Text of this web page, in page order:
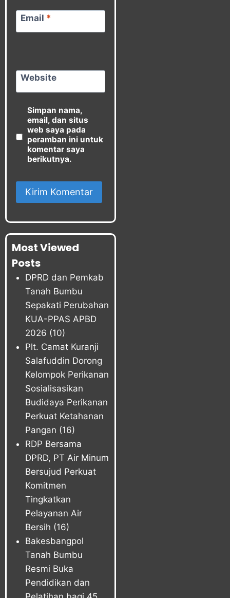
Email *
Website
Simpan nama,
email, dan situs
web saya pada
peramban ini untuk
komentar saya
berikutnya.
Most Viewed
Posts
DPRD dan Pemkab
Tanah Bumbu
Sepakati Perubahan
KUA-PPAS APBD
2026 (10)
Plt. Camat Kuranji
Salafuddin Dorong
Kelompok Perikanan
Sosialisasikan
Budidaya Perikanan
Perkuat Ketahanan
Pangan (16)
RDP Bersama
DPRD, PT Air Minum
Bersujud Perkuat
Komitmen
Tingkatkan
Pelayanan Air
Bersih (16)
Bakesbangpol
Tanah Bumbu
Resmi Buka
Pendidikan dan